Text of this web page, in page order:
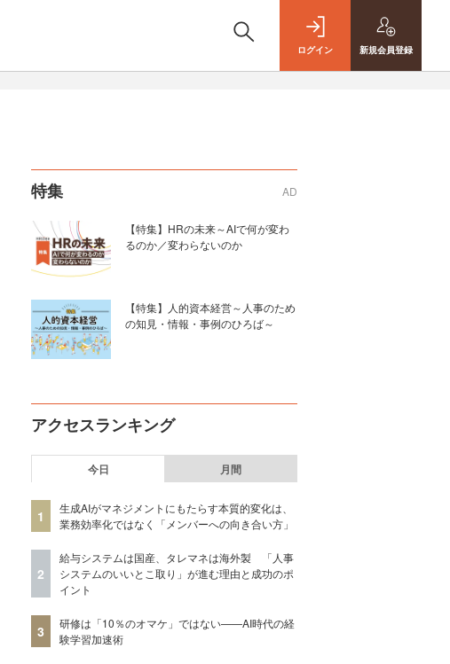
ログイン 新規会員登録
特集 AD
【特集】HRの未来～AIで何が変わ
るのか／変わらないのか
【特集】人的資本経営～人事のため
の知見・情報・事例のひろば～
アクセスランキング
今日 月間
1
生成AIがマネジメントにもたらす本質的変化は、
業務効率化ではなく「メンバーへの向き合い方」
2
給与システムは国産、タレマネは海外製 「人事
システムのいいとこ取り」が進む理由と成功のポ
イント
3
研修は「10％のオマケ」ではない——AI時代の経
験学習加速術